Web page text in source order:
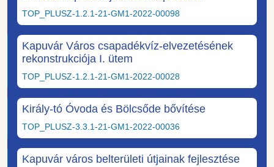
TOP_PLUSZ-1.2.1-21-GM1-2022-00098
Kapuvár Város csapadékvíz-elvezetésének
rekonstrukciója I. ütem
TOP_PLUSZ-1.2.1-21-GM1-2022-00028
Király-tó Óvoda és Bölcsőde bővítése
TOP_PLUSZ-3.3.1-21-GM1-2022-00036
Kapuvár város belterületi útjainak fejlesztése